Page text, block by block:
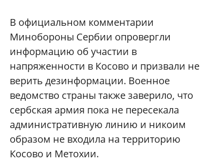
В официальном комментарии
Минобороны Сербии опровергли
информацию об участии в
напряженности в Косово и призвали не
верить дезинформации. Военное
ведомство страны также заверило, что
сербская армия пока не пересекала
административную линию и никоим
образом не входила на территорию
Косово и Метохии.